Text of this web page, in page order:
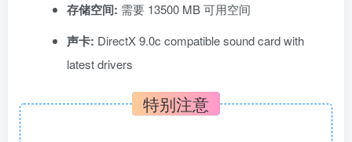
存储空间: 需要 13500 MB 可用空间
声卡: DirectX 9.0c compatible sound card with
latest drivers
特别注意